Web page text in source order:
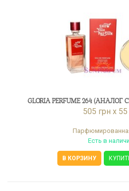
GLORIA PERFUME 264 (АНАЛОГ
505 грн x 55
Есть в
В КОРЗИНУ